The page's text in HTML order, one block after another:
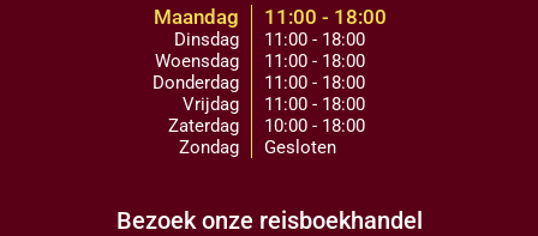
Maandag
Dinsdag
Woensdag
Donderdag
Vrijdag
Zaterdag
Zondag
11:00 - 18:00
11:00 - 18:00
11:00 - 18:00
11:00 - 18:00
11:00 - 18:00
10:00 - 18:00
Gesloten
Bezoek onze reisboekhandel